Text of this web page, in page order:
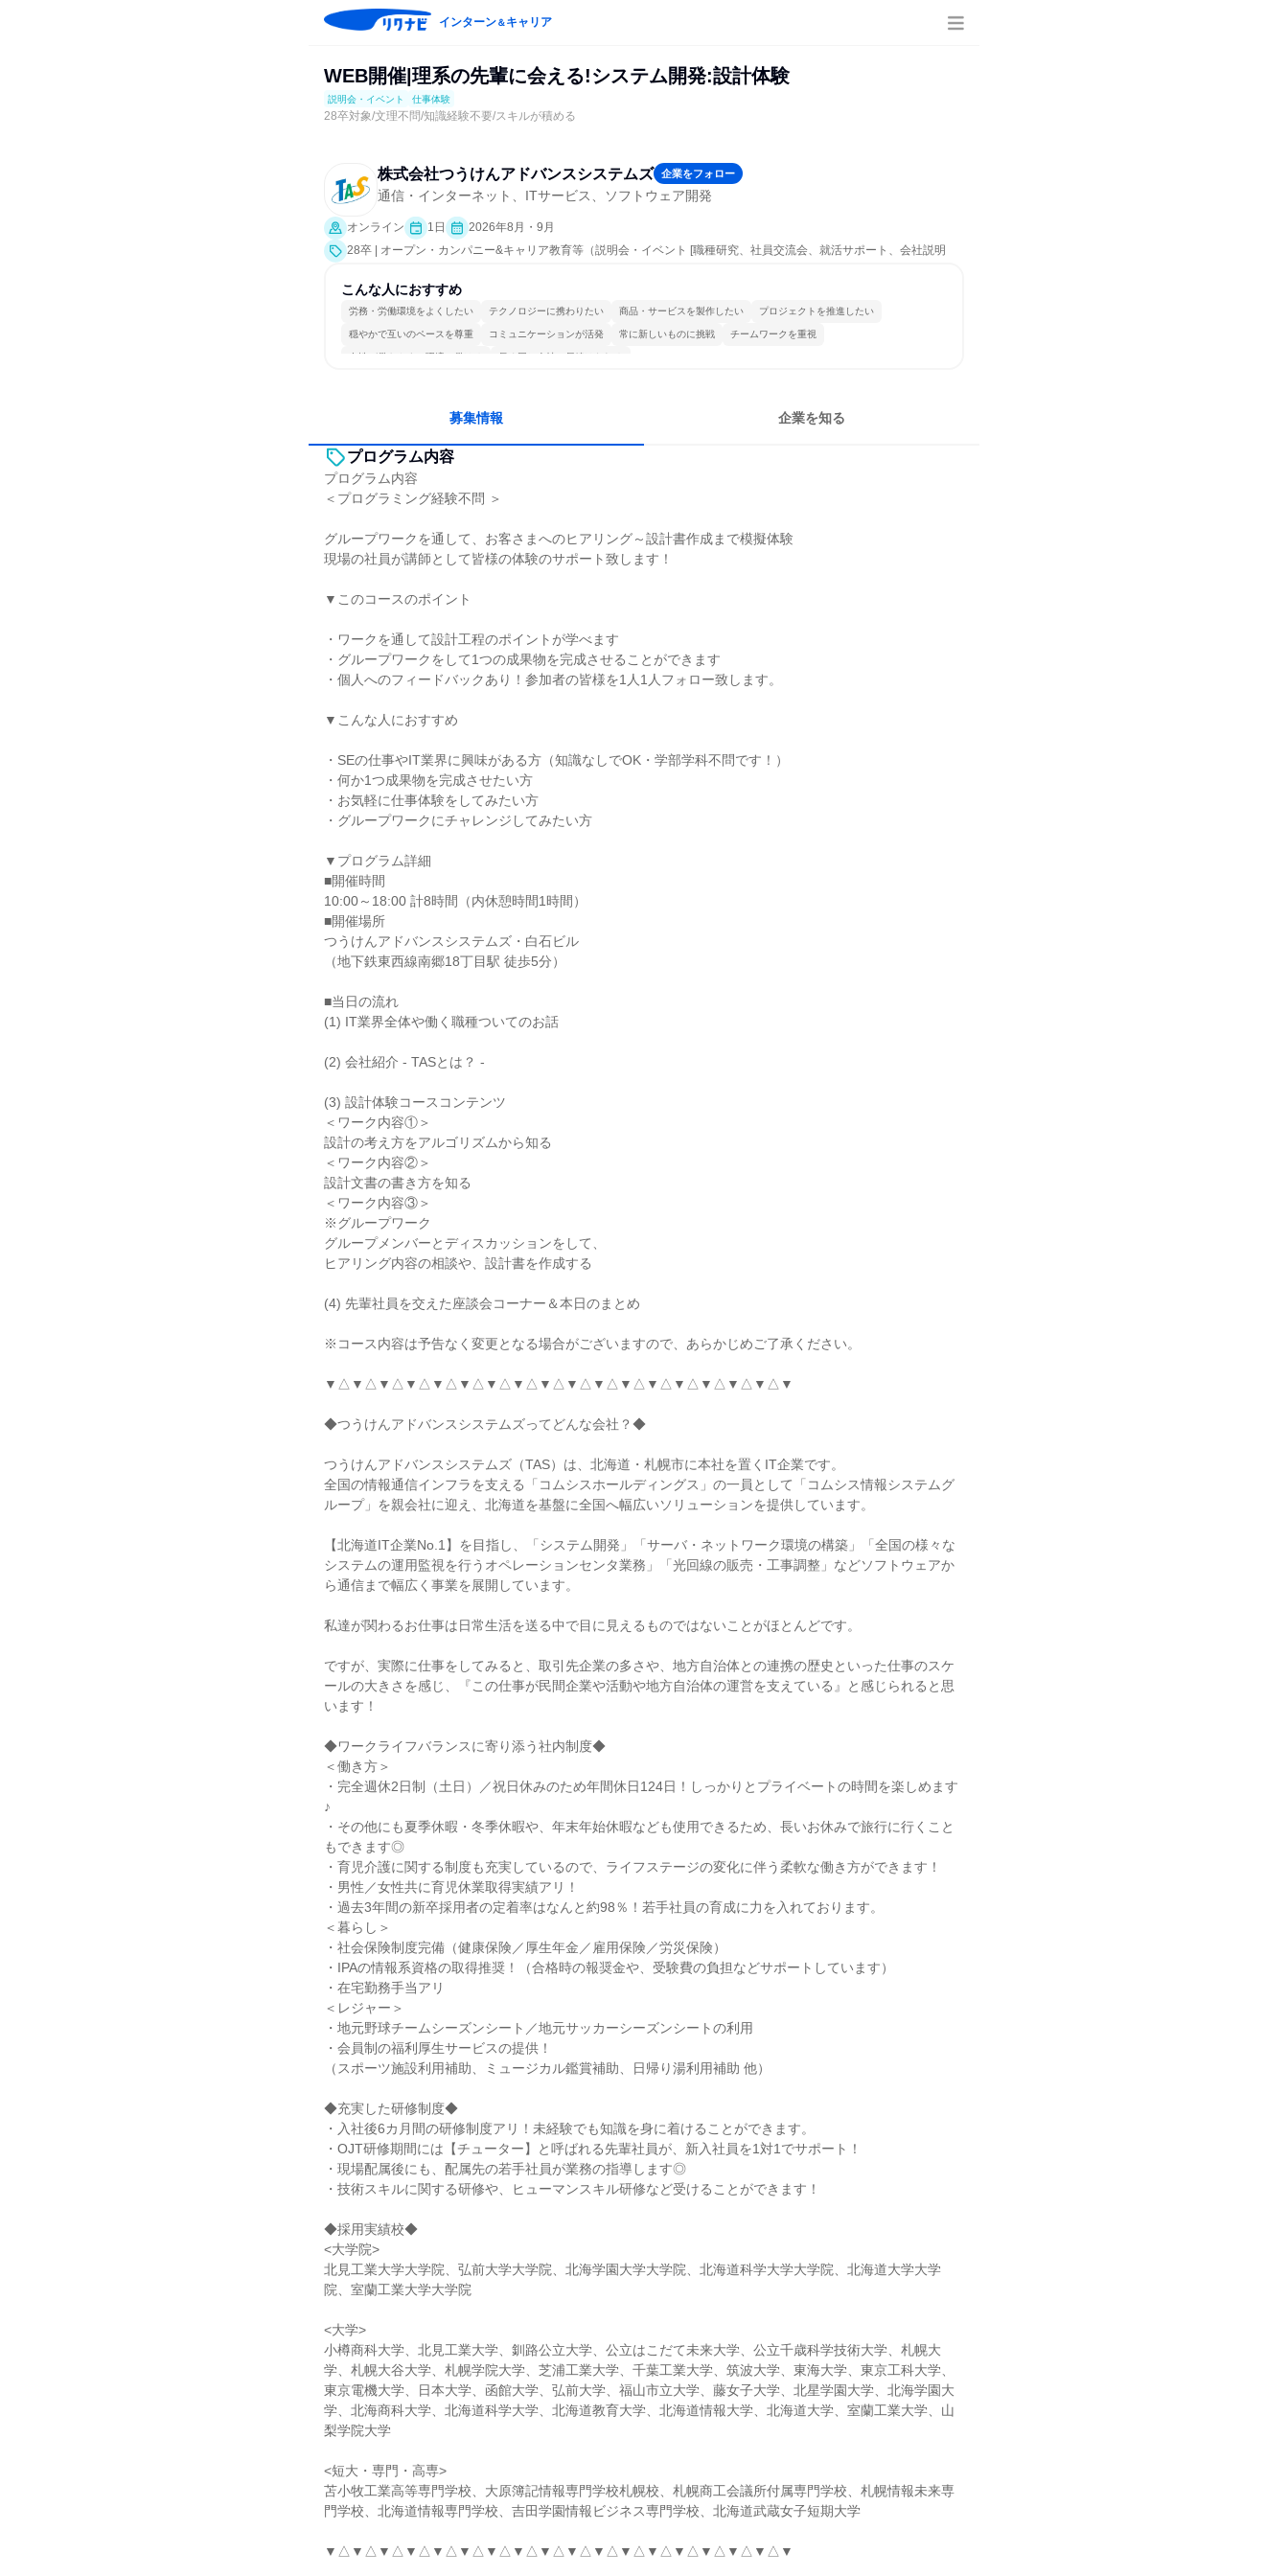
インターン＆キャリア
WEB開催|理系の先輩に会える!システム開発:設計体験
説明会・イベント 仕事体験
28卒対象/文理不問/知識経験不要/スキルが積める
株式会社つうけんアドバンスシステムズ 企業をフォロー
通信・インターネット、ITサービス、ソフトウェア開発
オンライン 1日
2026年8月・9月
28卒 | オープン・カンパニー&キャリア教育等（説明会・イベント [職種研究、社員交流会、就活サポート、会社説明
こんな人におすすめ
労務・労働環境をよくしたい テクノロジーに携わりたい 商品・サービスを製作したい プロジェクトを推進したい
穏やかで互いのペースを尊重 コミュニケーションが活発 常に新しいものに挑戦 チームワークを重視
女性が働きやすい環境で働ける 長く同じ会社に居続けられる
募集情報 企業を知る
プログラム内容
プログラム内容
＜プログラミング経験不問 ＞
グループワークを通して、お客さまへのヒアリング～設計書作成まで模擬体験
現場の社員が講師として皆様の体験のサポート致します！
▼このコースのポイント
・ワークを通して設計工程のポイントが学べます
・グループワークをして1つの成果物を完成させることができます
・個人へのフィードバックあり！参加者の皆様を1人1人フォロー致します。
▼こんな人におすすめ
・SEの仕事やIT業界に興味がある方（知識なしでOK・学部学科不問です！）
・何か1つ成果物を完成させたい方
・お気軽に仕事体験をしてみたい方
・グループワークにチャレンジしてみたい方
▼プログラム詳細
■開催時間
10:00～18:00 計8時間（内休憩時間1時間）
■開催場所
つうけんアドバンスシステムズ・白石ビル
（地下鉄東西線南郷18丁目駅 徒歩5分）
■当日の流れ
(1) IT業界全体や働く職種ついてのお話
(2) 会社紹介 - TASとは？ -
(3) 設計体験コースコンテンツ
＜ワーク内容①＞
設計の考え方をアルゴリズムから知る
＜ワーク内容②＞
設計文書の書き方を知る
＜ワーク内容③＞
※グループワーク
グループメンバーとディスカッションをして、
ヒアリング内容の相談や、設計書を作成する
(4) 先輩社員を交えた座談会コーナー＆本日のまとめ
※コース内容は予告なく変更となる場合がございますので、あらかじめご了承ください。
▼△▼△▼△▼△▼△▼△▼△▼△▼△▼△▼△▼△▼△▼△▼△▼△▼△▼
◆つうけんアドバンスシステムズってどんな会社？◆
つうけんアドバンスシステムズ（TAS）は、北海道・札幌市に本社を置くIT企業です。
全国の情報通信インフラを支える「コムシスホールディングス」の一員として「コムシス情報システムグ
ループ」を親会社に迎え、北海道を基盤に全国へ幅広いソリューションを提供しています。
【北海道IT企業No.1】を目指し、「システム開発」「サーバ・ネットワーク環境の構築」「全国の様々な
システムの運用監視を行うオペレーションセンタ業務」「光回線の販売・工事調整」などソフトウェアか
ら通信まで幅広く事業を展開しています。
私達が関わるお仕事は日常生活を送る中で目に見えるものではないことがほとんどです。
ですが、実際に仕事をしてみると、取引先企業の多さや、地方自治体との連携の歴史といった仕事のスケ
ールの大きさを感じ、『この仕事が民間企業や活動や地方自治体の運営を支えている』と感じられると思
います！
◆ワークライフバランスに寄り添う社内制度◆
＜働き方＞
・完全週休2日制（土日）／祝日休みのため年間休日124日！しっかりとプライベートの時間を楽しめます
♪
・その他にも夏季休暇・冬季休暇や、年末年始休暇なども使用できるため、長いお休みで旅行に行くこと
もできます◎
・育児介護に関する制度も充実しているので、ライフステージの変化に伴う柔軟な働き方ができます！
・男性／女性共に育児休業取得実績アリ！
・過去3年間の新卒採用者の定着率はなんと約98％！若手社員の育成に力を入れております。
＜暮らし＞
・社会保険制度完備（健康保険／厚生年金／雇用保険／労災保険）
・IPAの情報系資格の取得推奨！（合格時の報奨金や、受験費の負担などサポートしています）
・在宅勤務手当アリ
＜レジャー＞
・地元野球チームシーズンシート／地元サッカーシーズンシートの利用
・会員制の福利厚生サービスの提供！
（スポーツ施設利用補助、ミュージカル鑑賞補助、日帰り湯利用補助 他）
◆充実した研修制度◆
・入社後6カ月間の研修制度アリ！未経験でも知識を身に着けることができます。
・OJT研修期間には【チューター】と呼ばれる先輩社員が、新入社員を1対1でサポート！
・現場配属後にも、配属先の若手社員が業務の指導します◎
・技術スキルに関する研修や、ヒューマンスキル研修など受けることができます！
◆採用実績校◆
<大学院>
北見工業大学大学院、弘前大学大学院、北海学園大学大学院、北海道科学大学大学院、北海道大学大学
院、室蘭工業大学大学院
<大学>
小樽商科大学、北見工業大学、釧路公立大学、公立はこだて未来大学、公立千歳科学技術大学、札幌大
学、札幌大谷大学、札幌学院大学、芝浦工業大学、千葉工業大学、筑波大学、東海大学、東京工科大学、
東京電機大学、日本大学、函館大学、弘前大学、福山市立大学、藤女子大学、北星学園大学、北海学園大
学、北海商科大学、北海道科学大学、北海道教育大学、北海道情報大学、北海道大学、室蘭工業大学、山
梨学院大学
<短大・専門・高専>
苫小牧工業高等専門学校、大原簿記情報専門学校札幌校、札幌商工会議所付属専門学校、札幌情報未来専
門学校、北海道情報専門学校、吉田学園情報ビジネス専門学校、北海道武蔵女子短期大学
▼△▼△▼△▼△▼△▼△▼△▼△▼△▼△▼△▼△▼△▼△▼△▼△▼△▼